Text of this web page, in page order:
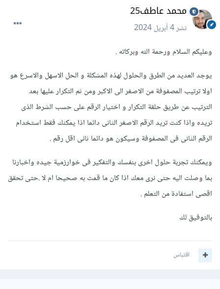
محمد عاطف25
نشر4 أبريل 2024
وعليكم السلام ورحمة الله وبركاته .
يوجد العديد من الطرق والحلول لهذه المشكلة و الحل الاسهل والاسرع هو
اولا ترتيب المصفوفة من الاصغر الى الاكبر ومن ثم التكرار عليها بعد
الترتيب عن طريق حلقة التكرار و اختيار الرقم على حسب الشرط الذى
تريده واذا كنت تريد الرقم الاصغر الثانى دائما اذا يمكنك فقط استخدام
الرقم الثانى فى المصفوفة وسيكون هو دائما ثانى اقل رقم .
ويمكنك تجربة حلول اخرى بنفسك والتفكير فى خوارزمية جيده واخبارنا
بما وصلت اليه حتى نرى معك اذا كان ما قمت به صحيحا ام لا .حتى تحقق
اقصى استفادة من التعلم .
بالتوفيق لك
اقتباس